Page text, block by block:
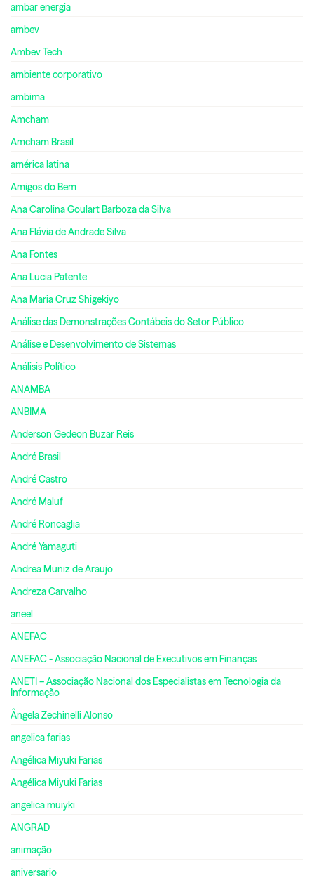
ambar energia
ambev
Ambev Tech
ambiente corporativo
ambima
Amcham
Amcham Brasil
américa latina
Amigos do Bem
Ana Carolina Goulart Barboza da Silva
Ana Flávia de Andrade Silva
Ana Fontes
Ana Lucia Patente
Ana Maria Cruz Shigekiyo
Análise das Demonstrações Contábeis do Setor Público
Análise e Desenvolvimento de Sistemas
Análisis Político
ANAMBA
ANBIMA
Anderson Gedeon Buzar Reis
André Brasil
André Castro
André Maluf
André Roncaglia
André Yamaguti
Andrea Muniz de Araujo
Andreza Carvalho
aneel
ANEFAC
ANEFAC - Associação Nacional de Executivos em Finanças
ANETI – Associação Nacional dos Especialistas em Tecnologia da
Informação
Ângela Zechinelli Alonso
angelica farias
Angélica Miyuki Farias
Angélica Miyuki Farias
angelica muiyki
ANGRAD
animação
aniversario